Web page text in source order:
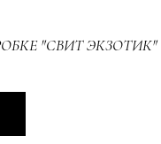
"СВИТ ЭКЗОТИК"